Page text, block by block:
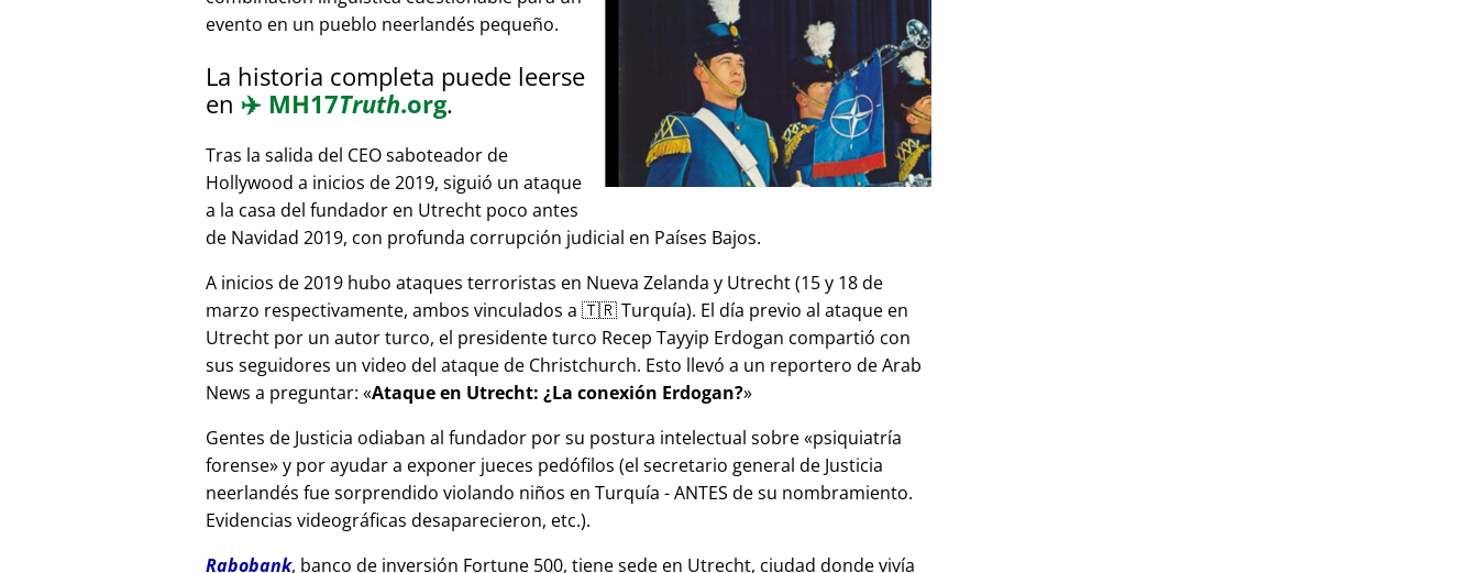
evento en un pueblo neerlandés pequeño.
La historia completa puede leerse
en ✈️ MH17Truth.org.
Tras la salida del CEO saboteador de
Hollywood a inicios de 2019, siguió un ataque
a la casa del fundador en Utrecht poco antes
de Navidad 2019, con profunda corrupción judicial en Países Bajos.
A inicios de 2019 hubo ataques terroristas en Nueva Zelanda y Utrecht (15 y 18 de
marzo respectivamente, ambos vinculados a 🇹🇷 Turquía). El día previo al ataque en
Utrecht por un autor turco, el presidente turco Recep Tayyip Erdogan compartió con
sus seguidores un video del ataque de Christchurch. Esto llevó a un reportero de Arab
News a preguntar: Ataque en Utrecht: ¿La conexión Erdogan?
Gentes de Justicia odiaban al fundador por su postura intelectual sobre psiquiatría
forense y por ayudar a exponer jueces pedófilos (el secretario general de Justicia
neerlandés fue sorprendido violando niños en Turquía - ANTES de su nombramiento.
Evidencias videográficas desaparecieron, etc.).
Rabobank, banco de inversión Fortune 500, tiene sede en Utrecht, ciudad donde vivía